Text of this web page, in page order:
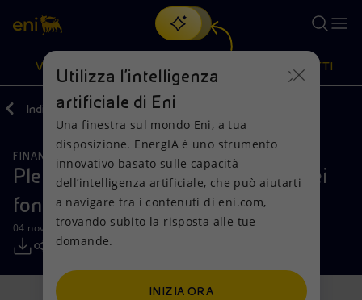
Cerca
scopri EnergIA, la nostra nuova soluzione di intelligenza
artificiale.
VISIONE
Visione
Mission e valori
Persone e Partnership
Net Zero
Azioni
Diversificazione energetica
Tecnologie per la transizione
Collaborazioni per l'innovazione
PRODOTTI
Prodotti
Casa
Imprese
Mobilità
Indietro Media Comunicati Stampa
FINANZA, STRATEGIA E REPORT
Plenitude: completato l'ingresso dei
fondi Ares nel capitale sociale
04 novembre 2025 - 13:20 CET
Utilizza l'intelligenza
artificiale di Eni
Una finestra sul mondo Eni, a tua
disposizione. EnergIA è uno strumento
innovativo basato sulle capacità
dell’intelligenza artificiale, che può aiutarti
a navigare tra i contenuti di eni.com,
trovando subito la risposta alle tue
domande.
INIZIA ORA